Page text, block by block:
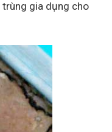
gia dụng cho